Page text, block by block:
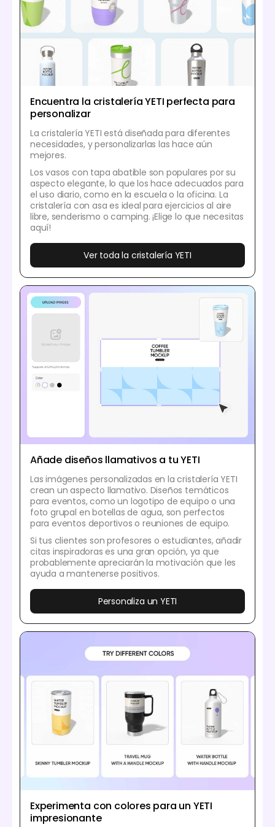
Encuentra la cristalería YETI perfecta para
personalizar
La cristalería YETI está diseñada para diferentes
necesidades, y personalizarlas las hace aún
mejores.
Los vasos con tapa abatible son populares por su
aspecto elegante, lo que los hace adecuados para
el uso diario, como en la escuela o la oficina. La
cristalería con asa es ideal para ejercicios al aire
libre, senderismo o camping. ¡Elige lo que necesitas
aquí!
Ver toda la cristalería YETI
Añade diseños llamativos a tu YETI
Las imágenes personalizadas en la cristalería YETI
crean un aspecto llamativo. Diseños temáticos
para eventos, como un logotipo de equipo o una
foto grupal en botellas de agua, son perfectos
para eventos deportivos o reuniones de equipo.
Si tus clientes son profesores o estudiantes, añadir
citas inspiradoras es una gran opción, ya que
probablemente apreciarán la motivación que les
ayuda a mantenerse positivos.
Personaliza un YETI
Experimenta con colores para un YETI
impresionante